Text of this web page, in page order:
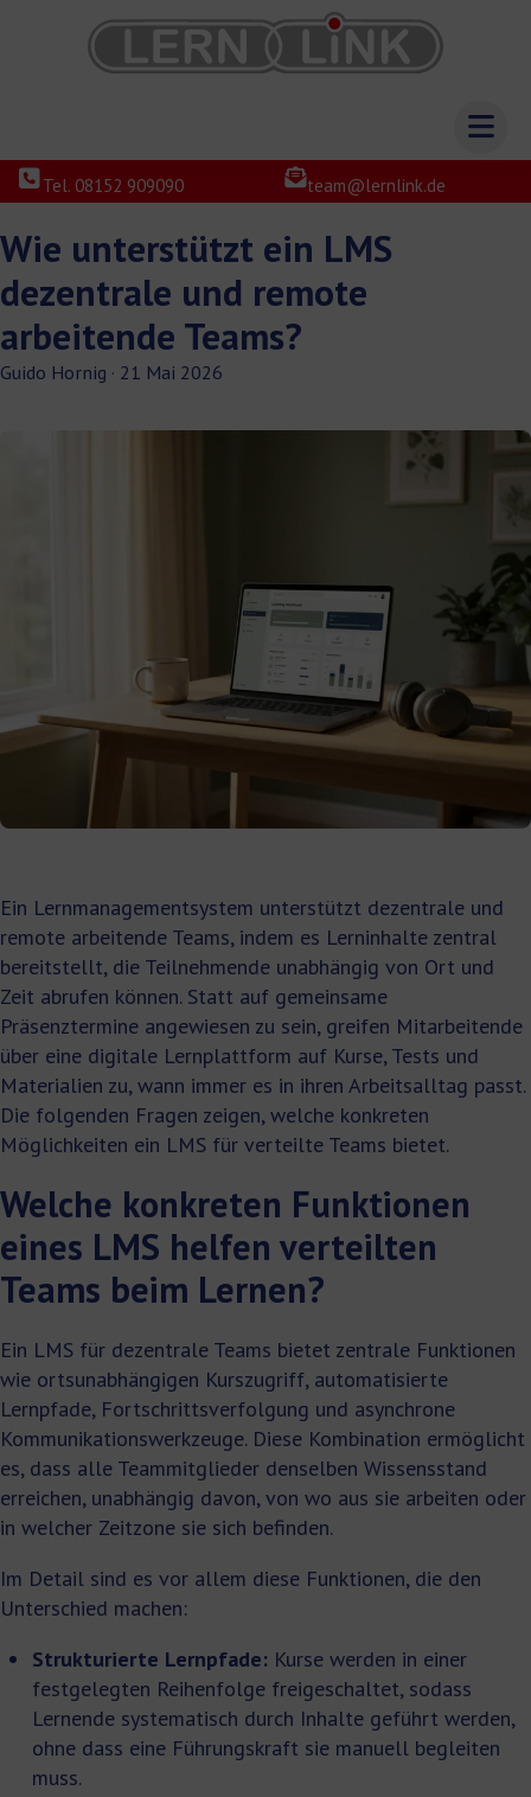
Tel. 08152 909090 team@lernlink.de
Wie unterstützt ein LMS
dezentrale und remote
arbeitende Teams?
Guido Hornig · 21 Mai 2026
Ein Lernmanagementsystem unterstützt dezentrale und
remote arbeitende Teams, indem es Lerninhalte zentral
bereitstellt, die Teilnehmende unabhängig von Ort und
Zeit abrufen können. Statt auf gemeinsame
Präsenztermine angewiesen zu sein, greifen Mitarbeitende
über eine digitale Lernplattform auf Kurse, Tests und
Materialien zu, wann immer es in ihren Arbeitsalltag passt.
Die folgenden Fragen zeigen, welche konkreten
Möglichkeiten ein LMS für verteilte Teams bietet.
Welche konkreten Funktionen
eines LMS helfen verteilten
Teams beim Lernen?
Ein LMS für dezentrale Teams bietet zentrale Funktionen
wie ortsunabhängigen Kurszugriff, automatisierte
Lernpfade, Fortschrittsverfolgung und asynchrone
Kommunikationswerkzeuge. Diese Kombination ermöglicht
es, dass alle Teammitglieder denselben Wissensstand
erreichen, unabhängig davon, von wo aus sie arbeiten oder
in welcher Zeitzone sie sich befinden.
Im Detail sind es vor allem diese Funktionen, die den
Unterschied machen:
Strukturierte Lernpfade: Kurse werden in einer
festgelegten Reihenfolge freigeschaltet, sodass
Lernende systematisch durch Inhalte geführt werden,
ohne dass eine Führungskraft sie manuell begleiten
muss.